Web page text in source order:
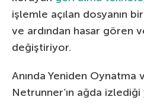
işlemle açılan dosyanın
ve ardından hasar gören
değiştiriyor.
Anında Yeniden Oynatma
Netrunner’ın ağda